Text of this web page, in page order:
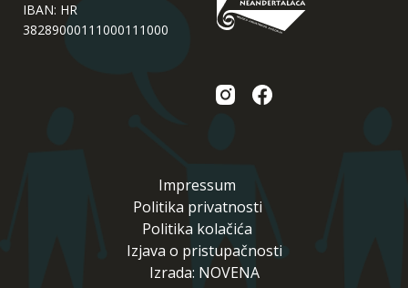
IBAN: HR
38289000111000111000
Impressum
Politika privatnosti
Politika kolačića
Izjava o pristupačnosti
Izrada: NOVENA